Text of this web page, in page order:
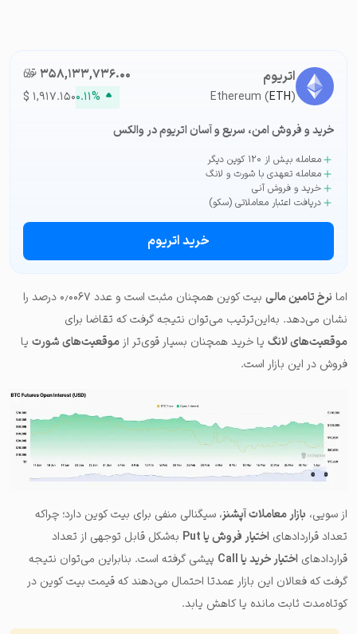
اتریوم
Ethereum (ETH)
۳۵۸,۱۳۳,۷۳۶.۰۰تومان-ء
$ ۱,۹۱۷.۱۵۰۰.۱۱%
خرید و فروش امن، سریع و آسان اتریوم در والکس
معامله بیش از ۱۲۰ کوین دیگر
معامله تعهدی با شورت و لانگ
خرید و فروش آنی
دریافت اعتبار معاملاتی (سکو)
خرید اتریوم
اما نرخ تامین مالی
بیت کوین همچنان مثبت است و عدد ۰٫۰۰۶۷ درصد را
نشان می‌دهد. به‌این‌ترتیب می‌توان نتیجه گرفت که تقاضا برای
موقعیت‌های لانگ یا خرید همچنان بسیار قوی‌تر از موقعیت‌های شورت یا
فروش در این بازار است.
از سویی، بازار معاملات آپشنز، سیگنالی منفی برای بیت کوین دارد؛ چراکه
تعداد قراردادهای اختیار فروش یا Put
به‌شکل قابل توجهی از تعداد
قراردادهای اختیار خرید یا Call
پیشی گرفته است. بنابراین می‌توان نتیجه
گرفت که فعالان این بازار عمدتا احتمال می‌دهند که قیمت بیت کوین در
کوتاه‌مدت ثابت مانده یا کاهش یابد.